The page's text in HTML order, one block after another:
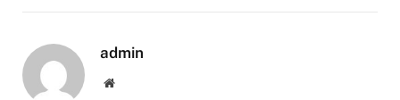
admin
Website